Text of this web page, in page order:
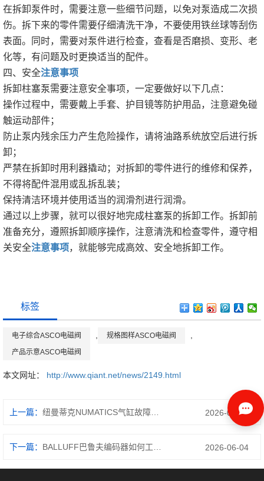
在拆卸泵件时，需要注意一些细节问题，以免对泵造成二次损
伤。拆下来的零件需要仔细清洗干净，不要使用铁丝球等刮伤
表面。同时，需要对泵件进行检查，查看是否磨损、变形、老
化等，有问题及时更换适当的配件。
四、安全注意事项
拆卸柱塞泵需要注意安全事项，一定要做好以下几点：
操作过程中，需要戴上手套、护目镜等防护用品，注意避免碰
触运动部件；
防止泵内残余压力产生危险操作，请将油路系统放空后进行拆
卸；
严禁在拆卸时用利器撬动；对拆卸的零件进行的维修和保养，
不得将配件混用或乱拆乱装；
保持清洁环境并使用适当的润滑剂进行润滑。
通过以上步骤，就可以很好地完成柱塞泵的拆卸工作。拆卸前
准备充分，遵照拆卸顺序操作，注意清洗和检查零件，遵守相
关安全注意事项，就能够完成高效、安全地拆卸工作。
标签
电子综合ASCO电磁阀 规格图样ASCO电磁阀
产品示意ASCO电磁阀
本文网址： http://www.qiant.net/news/2149.html
上一篇： 2026-05-25
下一篇： 2026-06-04